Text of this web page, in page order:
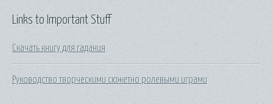
Links to Important Stuff
Скачать книгу для гадания
Руководство творческими сюжетно ролевыми играми